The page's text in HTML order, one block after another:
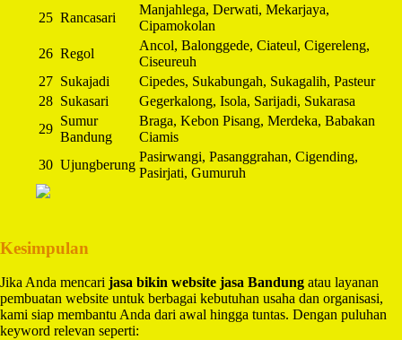
25 Rancasari
Manjahlega, Derwati, Mekarjaya,
Cipamokolan
26 Regol
Ancol, Balonggede, Ciateul, Cigereleng,
Ciseureuh
27 Sukajadi
Cipedes, Sukabungah, Sukagalih, Pasteur
28 Sukasari
Gegerkalong, Isola, Sarijadi, Sukarasa
29
Sumur
Bandung
Braga, Kebon Pisang, Merdeka, Babakan
Ciamis
30 Ujungberung
Pasirwangi, Pasanggrahan, Cigending,
Pasirjati, Gumuruh
Kesimpulan
Jika Anda mencari jasa bikin website jasa Bandung atau layanan
pembuatan website untuk berbagai kebutuhan usaha dan organisasi,
kami siap membantu Anda dari awal hingga tuntas. Dengan puluhan
keyword relevan seperti: